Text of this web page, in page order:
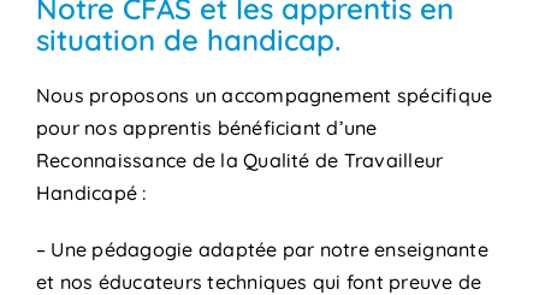
Notre CFAS et les apprentis en
situation de handicap.
Nous proposons un accompagnement spécifique
pour nos apprentis bénéficiant d’une
Reconnaissance de la Qualité de Travailleur
Handicapé :
– Une pédagogie adaptée par notre enseignante
et nos éducateurs techniques qui font preuve de